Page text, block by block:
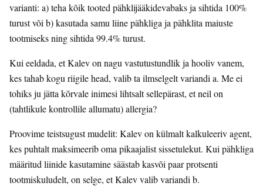
varianti: a) teha kõik tooted pähklijääkidevabaks ja sihtida 100%
turust või b) kasutada samu liine pähkliga ja pähklita maiuste
tootmiseks ning sihtida 99.4% turust.
Kui eeldada, et Kalev on nagu vastutustundlik ja hooliv vanem,
kes tahab kogu riigile head, valib ta ilmselgelt variandi a. Me ei
tohiks ju jätta kõrvale inimesi lihtsalt sellepärast, et neil on
(tahtlikule kontrollile allumatu) allergia?
Proovime teistsugust mudelit: Kalev on külmalt kalkuleeriv agent,
kes puhtalt maksimeerib oma pikaajalist sissetulekut. Kui pähkliga
määritud liinide kasutamine säästab kasvõi paar protsenti
tootmiskuludelt, on selge, et Kalev valib variandi b.